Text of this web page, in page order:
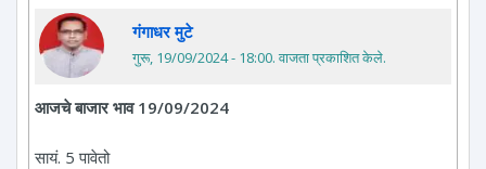
गंगाधर मुटे
गुरू, 19/09/2024 - 18:00. वाजता प्रकाशित केले.
आजचे बाजार भाव 19/09/2024
सायं. 5 पावेतो